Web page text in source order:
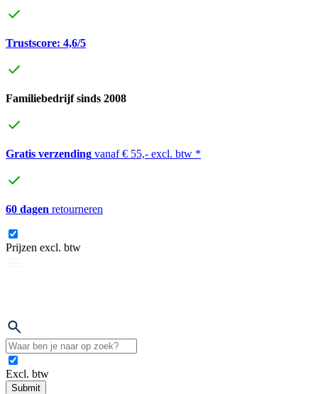
Trustscore: 4,6/5
Familiebedrijf sinds 2008
Gratis verzending vanaf € 55,- excl. btw *
60 dagen retourneren
Prijzen excl. btw
Excl. btw
Submit